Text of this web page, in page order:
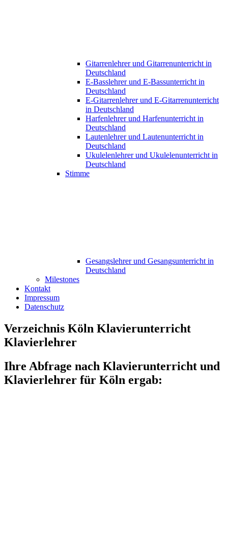
Gitarrenlehrer und Gitarrenunterricht in
Deutschland
E-Basslehrer und E-Bassunterricht in
Deutschland
E-Gitarrenlehrer und E-Gitarrenunterricht
in Deutschland
Harfenlehrer und Harfenunterricht in
Deutschland
Lautenlehrer und Lautenunterricht in
Deutschland
Ukulelenlehrer und Ukulelenunterricht in
Deutschland
Stimme
Gesangslehrer und Gesangsunterricht in
Deutschland
Milestones
Kontakt
Impressum
Datenschutz
Verzeichnis Köln Klavierunterricht
Klavierlehrer
Ihre Abfrage nach Klavierunterricht und
Klavierlehrer für Köln ergab: